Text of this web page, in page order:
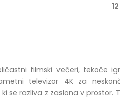
filmski večeri, tekoče
televizor 4K za
se razliva z zaslona v prostor.